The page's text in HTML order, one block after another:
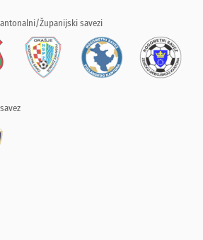
Županijski savezi